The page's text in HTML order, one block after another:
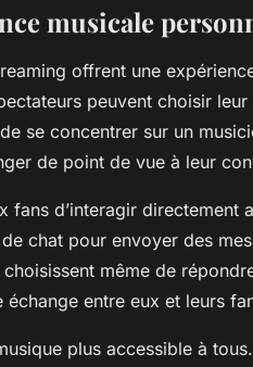
musicale
offrent une
peuvent choisir
se concentrer sur un
de point de vue à leur
d’interagir directement
chat pour envoyer des
même de
entre eux et leurs
plus accessible à